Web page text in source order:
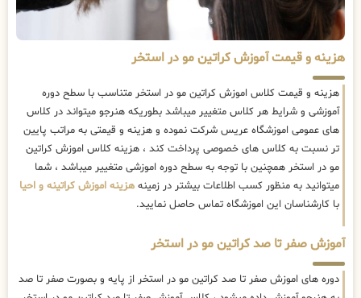
هزینه و قیمت آموزش کراتین مو در استخر
هزینه و قیمت کلاس اموزش کراتین مو در استخر متناسب با سطح دوره
آموزشی و شرایط هر کلاس متغییر میباشد بطوریکه هنرجو میتواند در کلاس
های عمومی اموزشگاه عریس شرکت نموده و هزینه و قیمتی به مراتب پایین
تر نسبت به کلاس های خصوصی پرداخت کند ، هزینه کلاس اموزش کراتین
مو در استخر همچنین با توجه به سطح دوره اموزشی متغییر میباشد ، شما
میتوانید به منظور کسب اطلاعات بیشتر در زمینه هزینه اموزش کراتینه و احیا
با کارشناسان این اموزشگاه تماس حاصل نمایید.
آموزش صفر تا صد کراتین مو در استخر
دوره های اموزش صفر تا صد کراتین مو در استخر از پایه و بصورت صفر تا صد